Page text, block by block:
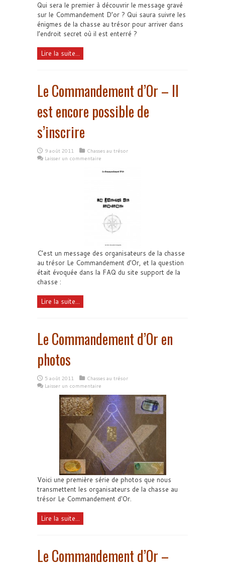
Qui sera le premier à découvrir le message gravé
sur le Commandement D’or ? Qui saura suivre les
énigmes de la chasse au trésor pour arriver dans
l’endroit secret où il est enterré ?
Lire la suite...
Le Commandement d’Or – Il
est encore possible de
s’inscrire
9 août 2011
Chasses au trésor
Laisser un commentaire
C’est un message des organisateurs de la chasse
au trésor Le Commandement d’Or, et la question
était évoquée dans la FAQ du site support de la
chasse :
Lire la suite...
Le Commandement d’Or en
photos
5 août 2011
Chasses au trésor
Laisser un commentaire
Voici une première série de photos que nous
transmettent les organisateurs de la chasse au
trésor Le Commandement d'Or.
Lire la suite...
Le Commandement d’Or –